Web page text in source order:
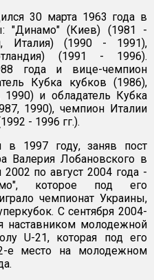
30 марта 1963 года в
"Динамо" (Киев) (1981 -
Италия) (1990 - 1991),
(1991 - 1996).
года и вице-чемпион
Кубка кубков (1986),
и обладатель Кубка
1990), чемпион Италии
- 1996 гг.).
в 1997 году, заняв пост
Валерия Лобановского в
по август 2004 года -
которое под его
чемпионат Украины,
С сентября 2004-
наставником молодежной
U-21, которая под его
е место на молодежном